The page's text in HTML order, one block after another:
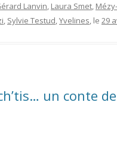
Lanvin, Laura Smet,
, Sylvie Testud,Yvelines, le 29
un conte